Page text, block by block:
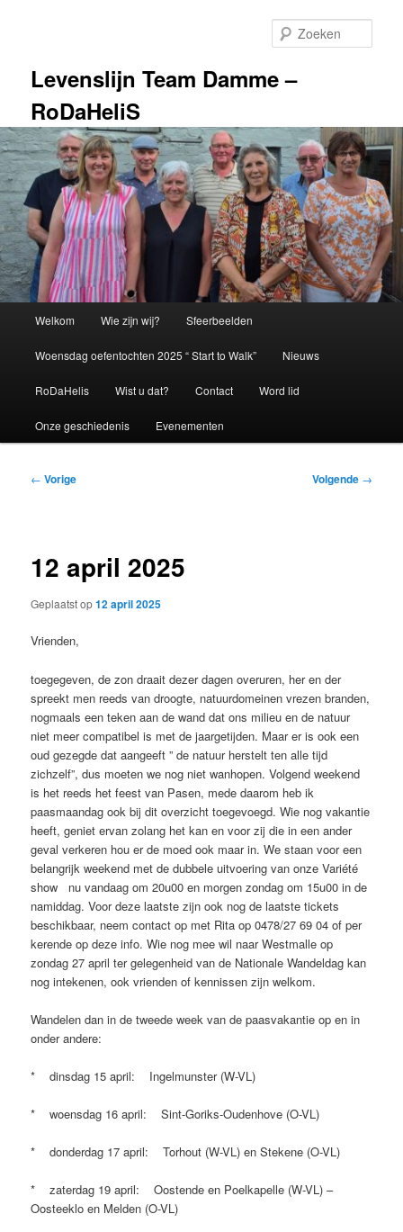
inhoudLevenslijn Team Damme –
RoDaHeliS
Welkom Wie zijn wij? Sfeerbeelden
Woensdag oefentochten 2025 “ Start to Walk” Nieuws
RoDaHelis Wist u dat? Contact Word lid
Onze geschiedenis Evenementen
Bericht
← Vorige Volgende →
12 april 2025
Geplaatst op12 april 2025
Vrienden,
toegegeven, de zon draait dezer dagen overuren, her en der
spreekt men reeds van droogte, natuurdomeinen vrezen branden,
nogmaals een teken aan de wand dat ons milieu en de natuur
niet meer compatibel is met de jaargetijden. Maar er is ook een
oud gezegde dat aangeeft ” de natuur herstelt ten alle tijd
zichzelf”, dus moeten we nog niet wanhopen. Volgend weekend
is het reeds het feest van Pasen, mede daarom heb ik
paasmaandag ook bij dit overzicht toegevoegd. Wie nog vakantie
heeft, geniet ervan zolang het kan en voor zij die in een ander
geval verkeren hou er de moed ook maar in. We staan voor een
belangrijk weekend met de dubbele uitvoering van onze Variété
show nu vandaag om 20u00 en morgen zondag om 15u00 in de
namiddag. Voor deze laatste zijn ook nog de laatste tickets
beschikbaar, neem contact op met Rita op 0478/27 69 04 of per
kerende op deze info. Wie nog mee wil naar Westmalle op
zondag 27 april ter gelegenheid van de Nationale Wandeldag kan
nog intekenen, ook vrienden of kennissen zijn welkom.
Wandelen dan in de tweede week van de paasvakantie op en in
onder andere:
* dinsdag 15 april: Ingelmunster (W-VL)
* woensdag 16 april: Sint-Goriks-Oudenhove (O-VL)
* donderdag 17 april: Torhout (W-VL) en Stekene (O-VL)
* zaterdag 19 april: Oostende en Poelkapelle (W-VL) –
Oosteeklo en Melden (O-VL)